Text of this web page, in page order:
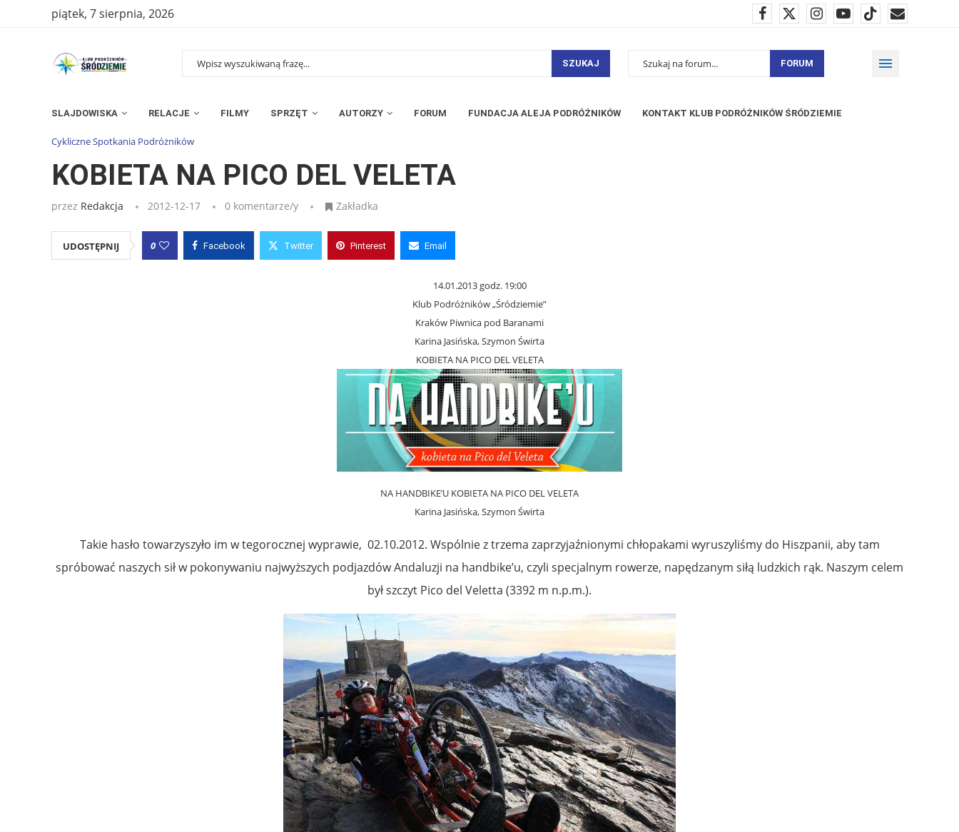
piątek, 7 sierpnia, 2026
SZUKAJ FORUM
SLAJDOWISKA RELACJE FILMY SPRZĘT AUTORZY FORUM FUNDACJA ALEJA PODRÓŻNIKÓW KONTAKT KLUB PODRÓŻNIKÓW ŚRÓDZIEMIE
Strona główna» Wpisy »KOBIETA NA PICO DEL VELETA
Cykliczne Spotkania Podróżników
KOBIETA NA PICO DEL VELETA
przez Redakcja 2012-12-17 0 komentarze/y Zakładka
UDOSTĘPNIJ 0 Facebook Twitter Pinterest Email
14.01.2013 godz. 19:00
Klub Podróżników „Śródziemie”
Kraków Piwnica pod Baranami
Karina Jasińska, Szymon Świrta
KOBIETA NA PICO DEL VELETA
NA HANDBIKE’U KOBIETA NA PICO DEL VELETA
Karina Jasińska, Szymon Świrta
Takie hasło towarzyszyło im w tegorocznej wyprawie, 02.10.2012. Wspólnie z trzema zaprzyjaźnionymi chłopakami wyruszyliśmy do Hiszpanii, aby tam
spróbować naszych sił w pokonywaniu najwyższych podjazdów Andaluzji na handbike’u, czyli specjalnym rowerze, napędzanym siłą ludzkich rąk. Naszym celem
był szczyt Pico del Veletta (3392 m n.p.m.).